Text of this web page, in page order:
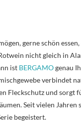
gerne schön
nicht gleich in
ist BERGAMOgenau
verbindet
Fleckschutz und sorgt
Seit vielen Jahren
begeistert.